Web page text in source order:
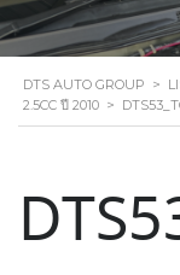
DTS AUTO GROUP >
2.5CC ปี 2010 >